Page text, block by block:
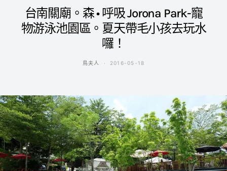
台南關廟。森 • 呼吸 Jorona Park-寵
物游泳池園區。夏天帶毛小孩去玩水
囉！
鳥夫人 2016-05-18